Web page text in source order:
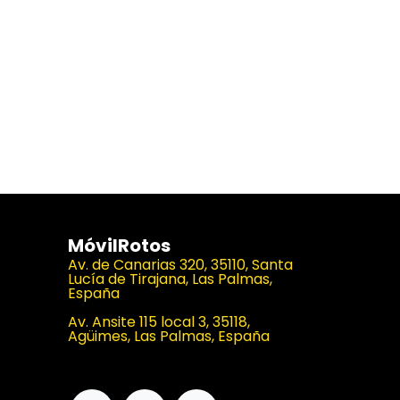
MóvilRotos
Av. de Canarias 320, 35110, Santa
Lucía de Tirajana, Las Palmas,
España
Av. Ansite 115 local 3, 35118,
Agüimes, Las Palmas, España